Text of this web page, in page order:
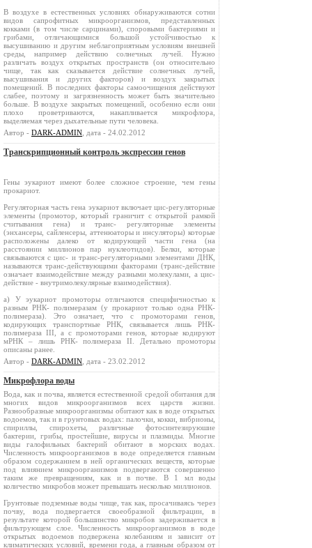
В воздухе в естественных условиях обнаруживаются сотни
видов сапрофитных микроорганизмов, представленных
кокками (в том числе сарцинами), споровыми бактериями и
грибами, отличающимися большой устойчивостью к
высушиванию и другим неблагоприятным условиям внешней
среды, например действию солнечных лучей. Нужно
различать воздух открытых пространств (он относительно
чище, так как сказывается действие солнечных лучей,
высушивания и других факторов) и воздух закрытых
помещений. В последних факторы самоочищения действуют
слабее, поэтому и загрязненность может быть значительно
больше. В воздухе закрытых помещений, особенно если они
плохо проветриваются, накапливается микрофлора,
выделяемая через дыхательные пути человека.
Автор - DARK-ADMIN , дата - 24.02.2012
Транскрипционный контроль экспрессии генов
Гены эукариот имеют более сложное строение, чем гены
прокариот.
Регуляторная часть гена эукариот включает цис-регуляторные
элементы (промотор, который граничит с открытой рамкой
считывания гена) и транс- регуляторные элементы
(энхансеры, сайленсеры, аттенюаторы и инсуляторы) которые
расположены далеко от кодирующей части гена (на
расстоянии миллионов пар нуклеотидов). Белки, которые
связываются с цис- и транс-регуляторными элементами ДНК,
называются транс-действующими факторами (транс-действие
означает взаимодействие между разными молекулами, а цис-
действие - внутримолекулярные взаимодействия).
а) У эукариот промоторы отличаются специфичностью к
разным РНК- полимеразам (у прокариот только одна РНК-
полимераза). Это означает, что с промоторами генов,
кодирующих транспортные РНК, связывается лишь РНК-
полимераза ІІІ, а с промоторами генов, которые кодируют
мРНК – лишь РНК- полимераза ІІ. Детально промоторы
описаны ранее.
Автор - DARK-ADMIN , дата - 23.02.2012
Микрофлора воды
Вода, как и почва, является естественной средой обитания для
многих видов микроорганизмов всех царств жизни.
Разнообразные микроорганизмы обитают как в воде открытых
водоемов, так и в грунтовых водах: палочки, кокки, вибрионы,
спириллы, спирохеты, различные фотосинтезируюшие
бактерии, грибы, простейшие, вирусы и плазмиды. Многие
виды галофильных бактерий обитают в морских водах.
Численность микроорганизмов в воде определяется главным
образом содержанием в ней органических веществ, которые
под влиянием микроорганизмов подвергаются совершенно
таким же превращениям, как и в почве. В 1 мл воды
количество микробов может превышать несколько миллионов.
Грунтовые подземные воды чище, так как, просачиваясь через
почву, вода подвергается своеобразной фильтрации, в
результате которой большинство микробов задерживается в
фильтрующем слое. Численность микроорганизмов в воде
открытых водоемов подвержена колебаниям и зависит от
климатических условий, времени года, а главным образом от